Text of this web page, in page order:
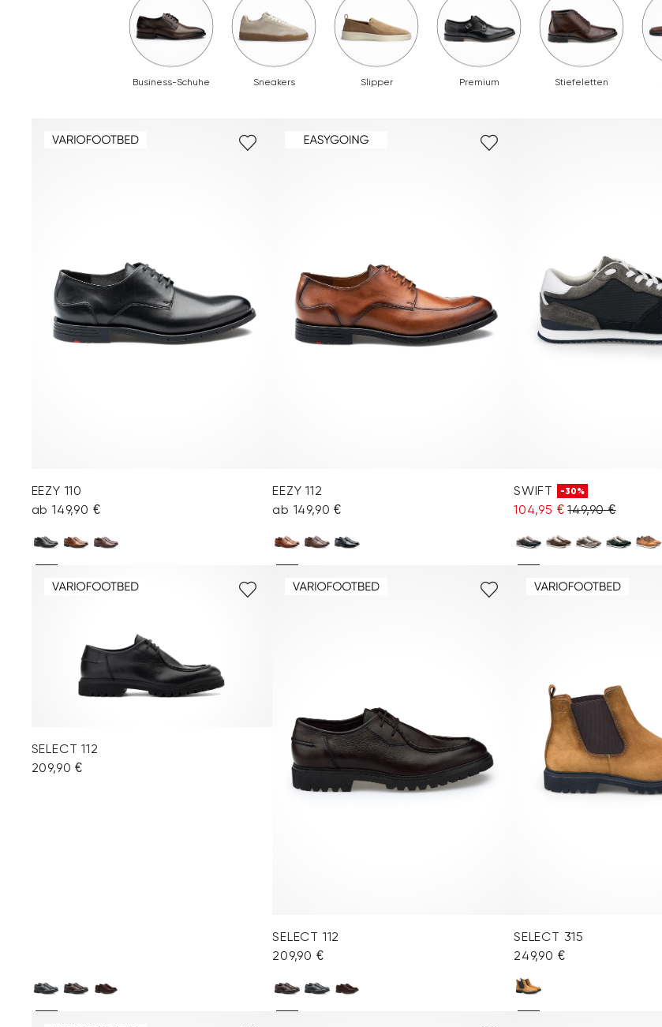
Business-Schuhe Sneakers Slipper Premium Stiefeletten
EEZY 110
ab 149,90 €
EEZY 112
ab 149,90 €
SWIFT -30%
104,95 € 149,90 €
SELECT 112
209,90 €
SELECT 112
209,90 €
SELECT 315
249,90 €